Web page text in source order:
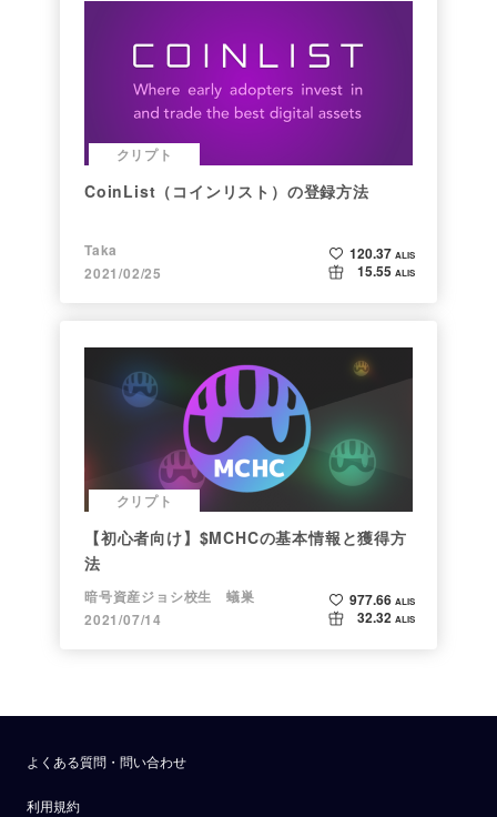
クリプト
CoinList（コインリスト）の登録方法
Taka
2021/02/25
120.37 ALIS
15.55 ALIS
クリプト
【初心者向け】$MCHCの基本情報と獲得方
法
暗号資産ジョシ校生 蟻巣
2021/07/14
977.66 ALIS
32.32 ALIS
よくある質問・問い合わせ
利用規約